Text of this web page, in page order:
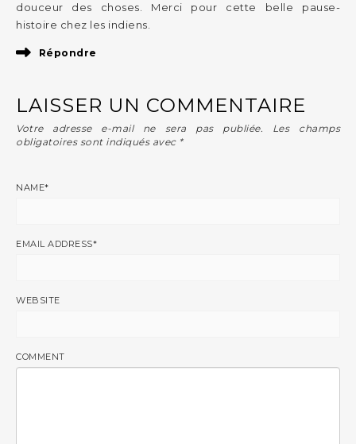
douceur des choses. Merci pour cette belle pause-
histoire chez les indiens.
Répondre
LAISSER UN COMMENTAIRE
Votre adresse e-mail ne sera pas publiée.
Les champs
obligatoires sont indiqués avec *
NAME*
EMAIL ADDRESS*
WEBSITE
COMMENT